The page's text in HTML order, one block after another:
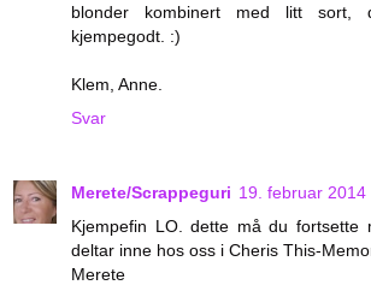
blonder kombinert med litt sort,
kjempegodt. :)
Klem, Anne.
Svar
Merete/Scrappeguri 19. februar 2014
Kjempefin LO. dette må du fortsette
deltar inne hos oss i Cheris This-
Merete